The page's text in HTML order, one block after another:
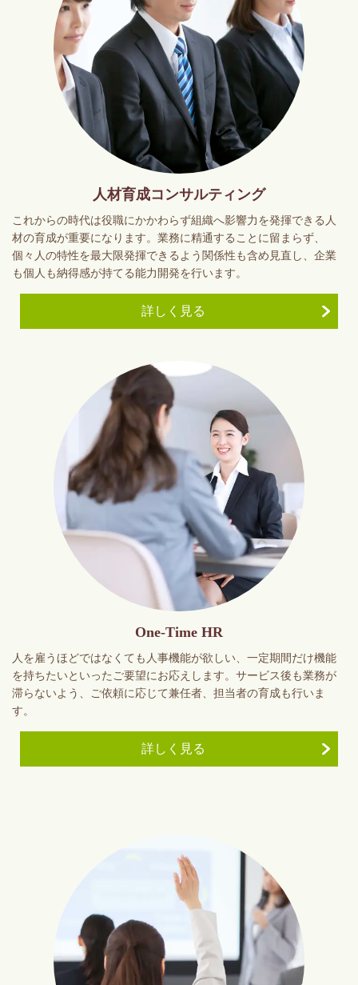
人材育成コンサルティング
これからの時代は役職にかかわらず組織へ影響力を発揮できる人
材の育成が重要になります。業務に精通することに留まらず、
個々人の特性を最大限発揮できるよう関係性も含め見直し、企業
も個人も納得感が持てる能力開発を行います。
詳しく見る
One-Time HR
人を雇うほどではなくても人事機能が欲しい、一定期間だけ機能
を持ちたいといったご要望にお応えします。サービス後も業務が
滞らないよう、ご依頼に応じて兼任者、担当者の育成も行いま
す。
詳しく見る